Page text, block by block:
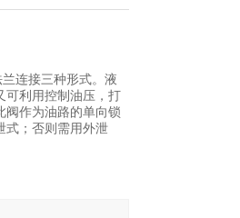
连接三种形式。液
可利用控制油压，打
阀作为油路的单向锁
式；否则需用外泄